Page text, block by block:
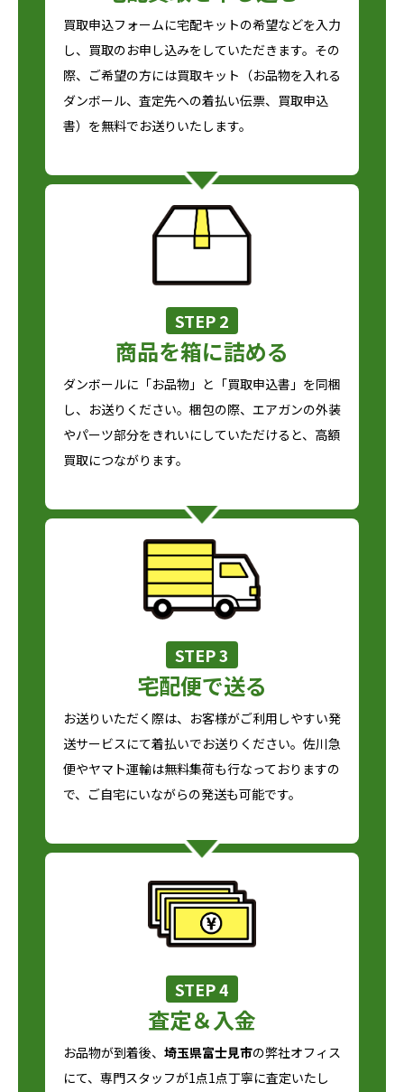
買取申込フォームに宅配キットの希望などを入力
し、買取のお申し込みをしていただきます。その
際、ご希望の方には買取キット（お品物を入れる
ダンボール、査定先への着払い伝票、買取申込
書）を無料でお送りいたします。
STEP 2
商品を箱に詰める
ダンボールに「お品物」と「買取申込書」を同梱
し、お送りください。梱包の際、エアガンの外装
やパーツ部分をきれいにしていただけると、高額
買取につながります。
STEP 3
宅配便で送る
お送りいただく際は、お客様がご利用しやすい発
送サービスにて着払いでお送りください。佐川急
便やヤマト運輸は無料集荷も行なっておりますの
で、ご自宅にいながらの発送も可能です。
STEP 4
査定＆入金
お品物が到着後、 埼玉県富士見市の弊社オフィス
にて、専門スタッフが1点1点丁寧に査定いたし